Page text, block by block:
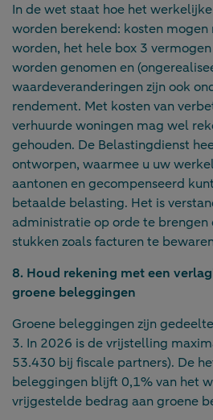
In de wet staat hoe het
worden berekend: kosten
worden, het hele box 3
worden genomen en
waardeveranderingen zijn ook
rendement. Met kosten van
verhuurde woningen mag wel
gehouden. De Belastingdienst
ontworpen, waarmee u uw
aantonen en gecompenseerd
betaalde belasting. Het is
administratie op orde te
stukken zoals facturen te
8. Houd rekening met een
groene beleggingen
Groene beleggingen zijn
3. In 2026 is de vrijstelling
53.430 bij fiscale partners). De
beleggingen blijft 0,1% van het
vrijgestelde bedrag aan groene